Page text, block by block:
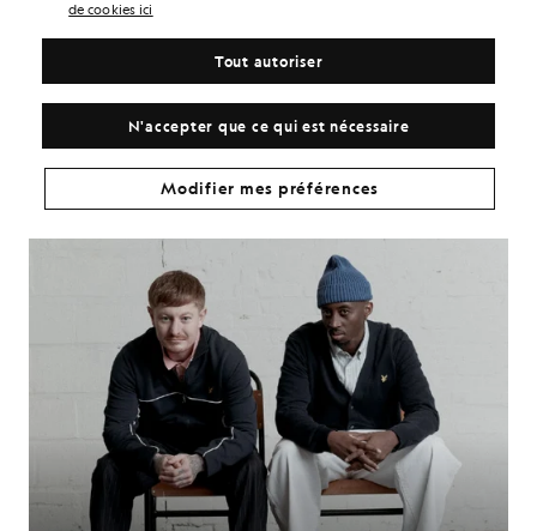
COLLECTION
de cookies ici
N'accepter que ce qui est nécessaire
Tout autoriser
Modifier mes préférences